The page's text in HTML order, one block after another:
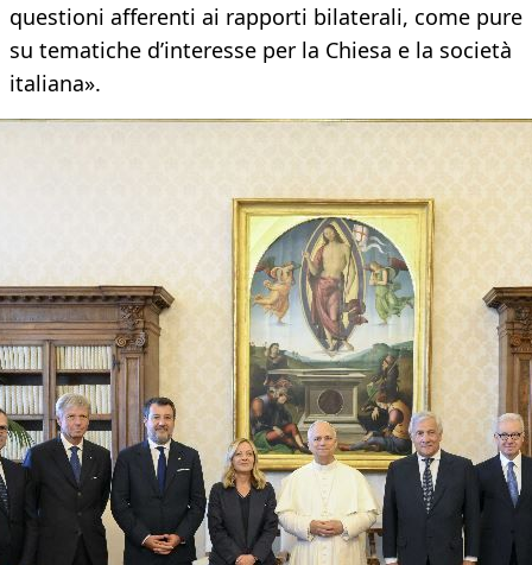
questioni afferenti ai rapporti bilaterali, come pure
su tematiche d’interesse per la Chiesa e la società
italiana».